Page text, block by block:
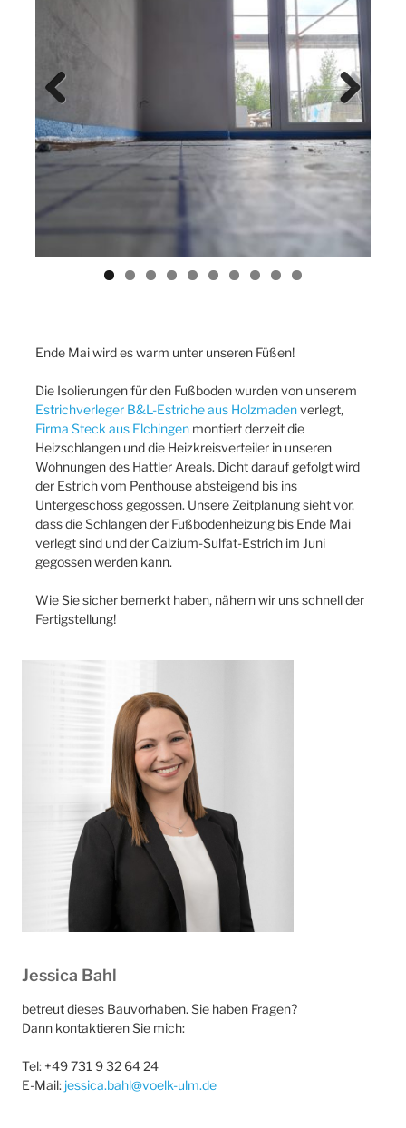
Previ
ous
Next
Ende Mai wird es warm unter unseren Füßen!
Die Isolierungen für den Fußboden wurden von unserem
Estrichverleger B&L-Estriche aus Holzmadenverlegt,
Firma Steck aus Elchingen montiert derzeit die
Heizschlangen und die Heizkreisverteiler in unseren
Wohnungen des Hattler Areals. Dicht darauf gefolgt wird
der Estrich vom Penthouse absteigend bis ins
Untergeschoss gegossen. Unsere Zeitplanung sieht vor,
dass die Schlangen der Fußbodenheizung bis Ende Mai
verlegt sind und der Calzium-Sulfat-Estrich im Juni
gegossen werden kann.
Wie Sie sicher bemerkt haben, nähern wir uns schnell der
Fertigstellung!
Jessica Bahl
betreut dieses Bauvorhaben. Sie haben Fragen?
Dann kontaktieren Sie mich:
Tel: +49 731 9 32 64 24
E-Mail: jessica.bahl@voelk-ulm.de